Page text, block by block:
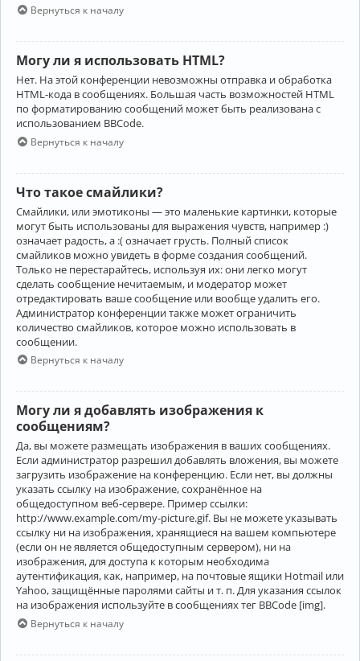
Вернуться к началу
Могу ли я использовать HTML?
Нет. На этой конференции невозможны отправка и обработка
HTML-кода в сообщениях. Большая часть возможностей HTML
по форматированию сообщений может быть реализована с
использованием BBCode.
Вернуться к началу
Что такое смайлики?
Смайлики, или эмотиконы — это маленькие картинки, которые
могут быть использованы для выражения чувств, например :)
означает радость, а :( означает грусть. Полный список
смайликов можно увидеть в форме создания сообщений.
Только не перестарайтесь, используя их: они легко могут
сделать сообщение нечитаемым, и модератор может
отредактировать ваше сообщение или вообще удалить его.
Администратор конференции также может ограничить
количество смайликов, которое можно использовать в
сообщении.
Вернуться к началу
Могу ли я добавлять изображения к
сообщениям?
Да, вы можете размещать изображения в ваших сообщениях.
Если администратор разрешил добавлять вложения, вы можете
загрузить изображение на конференцию. Если нет, вы должны
указать ссылку на изображение, сохранённое на
общедоступном веб-сервере. Пример ссылки:
http://www.example.com/my-picture.gif. Вы не можете указывать
ссылку ни на изображения, хранящиеся на вашем компьютере
(если он не является общедоступным сервером), ни на
изображения, для доступа к которым необходима
аутентификация, как, например, на почтовые ящики Hotmail или
Yahoo, защищённые паролями сайты и т. п. Для указания ссылок
на изображения используйте в сообщениях тег BBCode [img].
Вернуться к началу